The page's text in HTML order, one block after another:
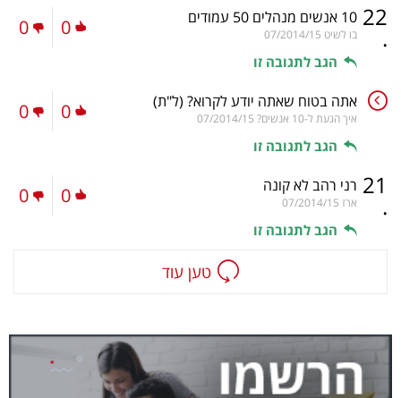
22
.
10 אנשים מנהלים 50 עמודים
בו לשיט 07/2014/15
הגב לתגובה זו
0
0
אתה בטוח שאתה יודע לקרוא? (ל"ת)
איך הגעת ל-10 אנשים? 07/2014/15
הגב לתגובה זו
0
0
21
.
רני רהב לא קונה
ארז 07/2014/15
הגב לתגובה זו
0
0
טען עוד